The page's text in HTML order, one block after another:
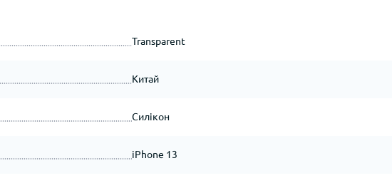
Transparent
Китай
Силікон
iPhone 13